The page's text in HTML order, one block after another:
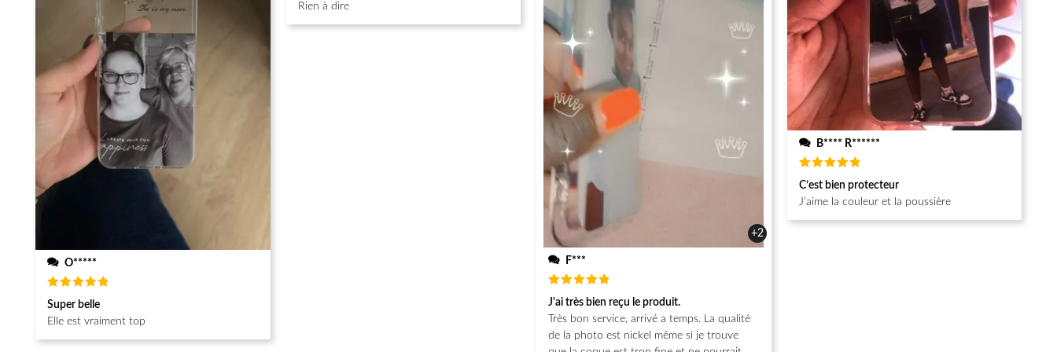
O*****
Note
5
sur 5
Super belle
Elle est vraiment top
Rien à dire
+2
F***
Note5
sur 5
J'ai très bien reçu le produit.
Très bon service, arrivé a temps. La qualité
de la photo est nickel même si je trouve
B**** R******
Note5
sur 5
C’est bien protecteur
J’aime la couleur et la poussière